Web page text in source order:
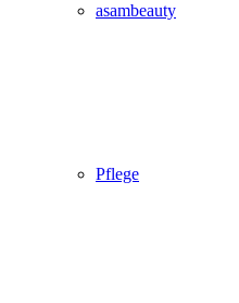
asambeauty
Pflege